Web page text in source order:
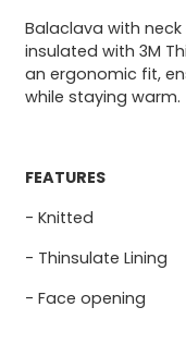
Balaclava with
insulated with 3M
an ergonomic fit,
while staying warm.
FEATURES
- Knitted
- Thinsulate Lining
- Face opening